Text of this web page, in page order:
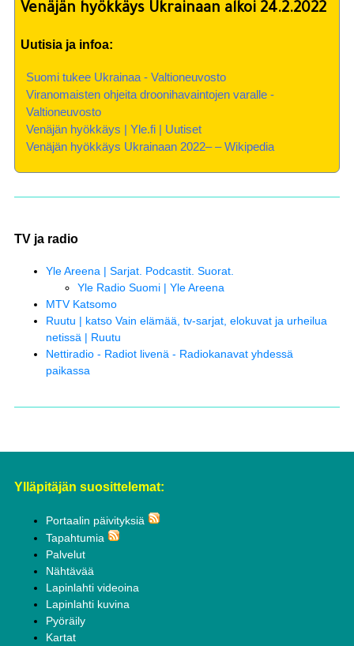
Venäjän hyökkäys Ukrainaan alkoi 24.2.2022
Uutisia ja infoa:
Suomi tukee Ukrainaa - Valtioneuvosto
Viranomaisten ohjeita droonihavaintojen varalle -
Valtioneuvosto
Venäjän hyökkäys | Yle.fi | Uutiset
Venäjän hyökkäys Ukrainaan 2022– – Wikipedia
TV ja radio
Yle Areena | Sarjat. Podcastit. Suorat.
Yle Radio Suomi | Yle Areena
MTV Katsomo
Ruutu | katso Vain elämää, tv-sarjat, elokuvat ja urheilua
netissä | Ruutu
Nettiradio - Radiot livenä - Radiokanavat yhdessä
paikassa
Ylläpitäjän suosittelemat:
Portaalin päivityksiä
Tapahtumia
Palvelut
Nähtävää
Lapinlahti videoina
Lapinlahti kuvina
Pyöräily
Kartat